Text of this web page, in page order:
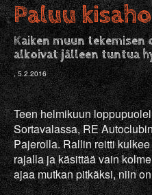
Paluu
Kaiken muun tekemisen
alkoivat jälleen tuntua
, 5.2.2016
Teen helmikuun
Sortavalassa, RE
Pajerolla. Rallin reitti
rajalla ja käsittää vain
ajaa mutkan pitkäksi, niin